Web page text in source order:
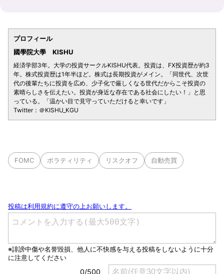
プロフィール
國學院大學 KISHU
経済学部3年。大学の投資サークルKISHU代表。投資は、FX投資歴が約3
年。株式投資歴は1年半ほど。株式は長期投資がメイン。「同世代、次世
代の後輩たちに投資を広め、少子化で厳しくなる世代だからこそ投資の
素晴らしさを伝えたい。投資が身近な存在である社会にしたい！」と思
っている。「温かい目で見守っていただけると幸いです」
Twitter：＠KISHU_KGU
FOMC ボラティリティ リスクオフ 自動売買